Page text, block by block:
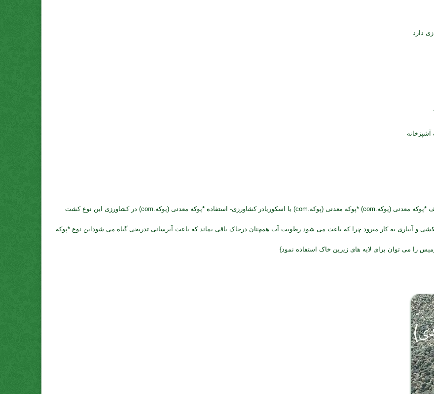
۹-استفاده *پوکه معدنی (پوکه.com) در ساخت موزائیک کاربرد مختلف *پوکه معدنی (پوکه.com) *پوکه معدنی (پوکه.com) یا اسکوریادر کشاورزی- استفاده *پوکه معدنی (پوکه.com) در کشاورزی این نوع کشت
را بالا می برد از دانه های ۵-۱۰ میلیمتر برای زهکشی و آبیاری به کار میرود چرا که باعث می شود رطوبت آب همچنان درخاک باقی بماند که باعث آبرسانی تدریجی گیاه می شوداین نوع *پوکه